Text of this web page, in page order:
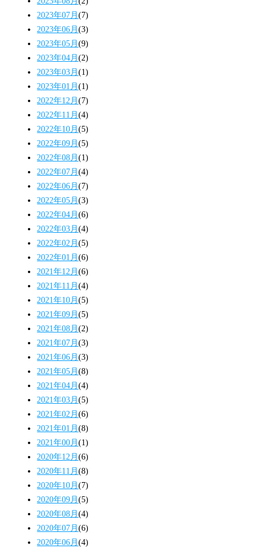
2023年07月(7)
2023年06月(3)
2023年05月(9)
2023年04月(2)
2023年03月(1)
2023年01月(1)
2022年12月(7)
2022年11月(4)
2022年10月(5)
2022年09月(5)
2022年08月(1)
2022年07月(4)
2022年06月(7)
2022年05月(3)
2022年04月(6)
2022年03月(4)
2022年02月(5)
2022年01月(6)
2021年12月(6)
2021年11月(4)
2021年10月(5)
2021年09月(5)
2021年08月(2)
2021年07月(3)
2021年06月(3)
2021年05月(8)
2021年04月(4)
2021年03月(5)
2021年02月(6)
2021年01月(8)
2021年00月(1)
2020年12月(6)
2020年11月(8)
2020年10月(7)
2020年09月(5)
2020年08月(4)
2020年07月(6)
2020年06月(4)